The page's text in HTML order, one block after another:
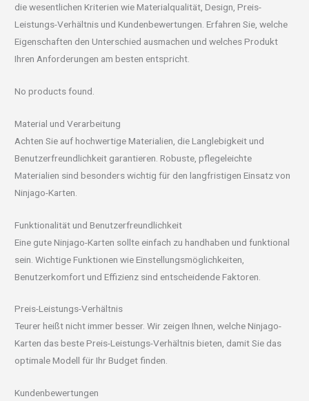
die wesentlichen Kriterien wie Materialqualität, Design, Preis-
Leistungs-Verhältnis und Kundenbewertungen. Erfahren Sie, welche
Eigenschaften den Unterschied ausmachen und welches Produkt
Ihren Anforderungen am besten entspricht.
No products found.
Material und Verarbeitung
Achten Sie auf hochwertige Materialien, die Langlebigkeit und
Benutzerfreundlichkeit garantieren. Robuste, pflegeleichte
Materialien sind besonders wichtig für den langfristigen Einsatz von
Ninjago-Karten.
Funktionalität und Benutzerfreundlichkeit
Eine gute Ninjago-Karten sollte einfach zu handhaben und funktional
sein. Wichtige Funktionen wie Einstellungsmöglichkeiten,
Benutzerkomfort und Effizienz sind entscheidende Faktoren.
Preis-Leistungs-Verhältnis
Teurer heißt nicht immer besser. Wir zeigen Ihnen, welche Ninjago-
Karten das beste Preis-Leistungs-Verhältnis bieten, damit Sie das
optimale Modell für Ihr Budget finden.
Kundenbewertungen